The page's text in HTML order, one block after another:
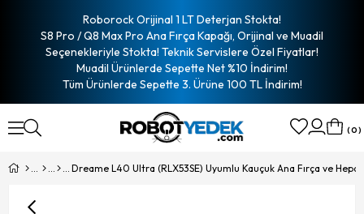
Roborock Orijinal 1 LT Deterjan Stokta!
S8 Pro / Q8 Max Pro Ana Fırça Kapağı, Orijinal ve Muadil
Seçenekleriyle Stokta! Teknik Servislere Özel Fiyatlar!
Muadil Ürünlerde Sepette Net %10 İndirim!
Tüm Ürünlerde Sepette 3. Ürüne 100 TL İndirim!
0